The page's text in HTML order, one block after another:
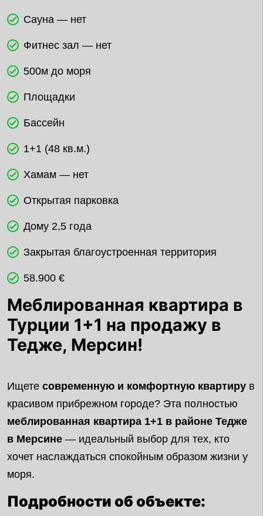
Сауна — нет
Фитнес зал — нет
500м до моря
Площадки
Бассейн
1+1 (48 кв.м.)
Хамам — нет
Открытая парковка
Дому 2,5 года
Закрытая благоустроенная территория
58.900 €
Меблированная квартира в
Турции 1+1 на продажу в
Тедже, Мерсин!
Ищете современную и комфортную квартиру в
красивом прибрежном городе? Эта полностью
меблированная квартира 1+1 в районе Тедже
в Мерсине — идеальный выбор для тех, кто
хочет наслаждаться спокойным образом жизни у
моря.
Подробности об объекте: